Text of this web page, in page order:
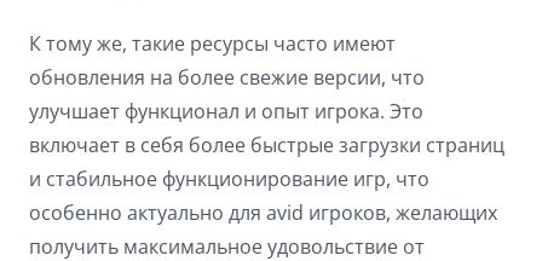
К тому же, такие ресурсы часто имеют
обновления на более свежие версии, что
улучшает функционал и опыт игрока. Это
включает в себя более быстрые загрузки страниц
и стабильное функционирование игр, что
особенно актуально для avid игроков, желающих
получить максимальное удовольствие от